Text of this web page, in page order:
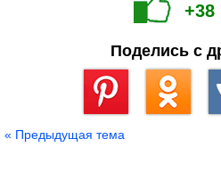
+38
Поделись с
« Предыдущая тема